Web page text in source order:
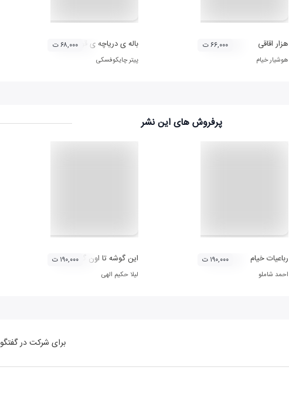
هزار اقاقی
هوشیار خیام
۶۶,۰۰۰ ت باله ی دریاچه ی قو (لوح 1)
پیتر چایکوفسکی
۶۸,۰۰۰ ت
پرفروش های این نشر
رباعیات خیام
احمد شاملو
۱۹۰,۰۰۰ ت این گوشه تا اون گوشه
لیلا حکیم الهی
۱۹۰,۰۰۰ ت
برای شرکت در گفتگو